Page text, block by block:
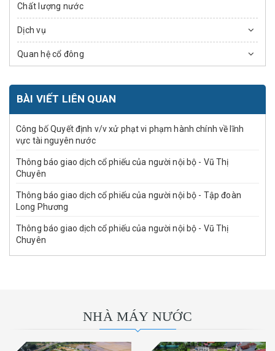
Chất lượng nước
Dịch vụ
Quan hệ cổ đông
BÀI VIẾT LIÊN QUAN
Công bố Quyết định v/v xử phạt vi phạm hành chính về lĩnh
vực tài nguyên nước
Thông báo giao dịch cổ phiếu của người nội bộ - Vũ Thị
Chuyên
Thông báo giao dịch cổ phiếu của người nội bộ - Tập đoàn
Long Phương
Thông báo giao dịch cổ phiếu của người nội bộ - Vũ Thị
Chuyên
NHÀ MÁY NƯỚC